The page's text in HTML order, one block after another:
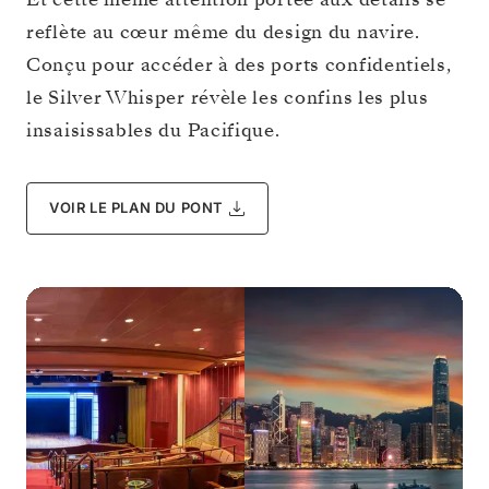
reflète au cœur même du design du navire.
Conçu pour accéder à des ports confidentiels,
le Silver Whisper révèle les confins les plus
insaisissables du Pacifique.
VOIR LE PLAN DU PONT